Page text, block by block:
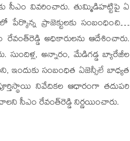
సీఎం వివరించారు. తుమ్మిడిహట్టిపై ఏ
ప్రాజెక్టులకు సంబంధించి…
అధికారులను ఆదేశించారు.
అన్నారం, మేడిగడ్డ బ్యారేజీల
ఇందుకు సంబంధిత ఏజెన్సీలే బాధ్యత
నివేదికల ఆధారంగా తదుపరి
సీఎం రేవంత్‌రెడ్డి నిర్ణయించారు.